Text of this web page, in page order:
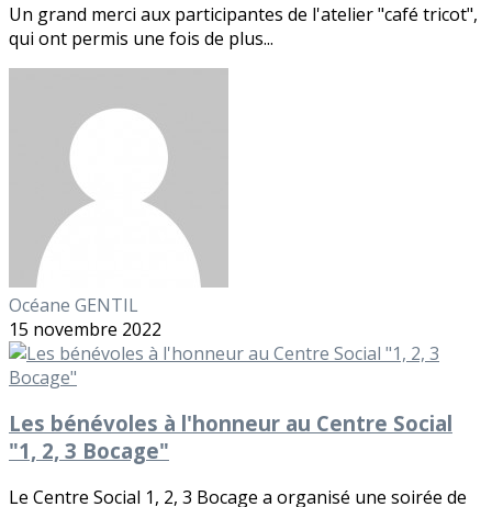
Un grand merci aux participantes de l'atelier "café tricot",
qui ont permis une fois de plus...
Océane GENTIL
15 novembre 2022
Les bénévoles à l'honneur au Centre Social
"1, 2, 3 Bocage"
Le Centre Social 1, 2, 3 Bocage a organisé une soirée de